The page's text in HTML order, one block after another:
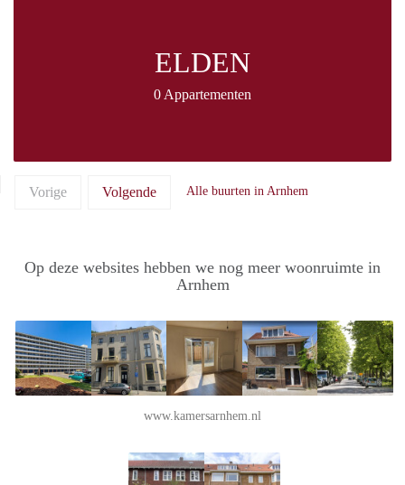
ELDEN
0 Appartementen
Vorige Volgende Alle buurten in Arnhem
Op deze websites hebben we nog meer woonruimte in
Arnhem
www.kamersarnhem.nl